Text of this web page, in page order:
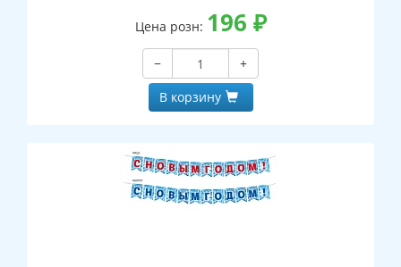
Цена розн: 196 ₽
−
+
В корзину